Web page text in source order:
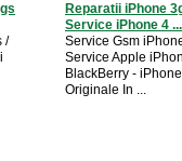
/
Reparatii iPhone
Service iPhone 4 ...
Service Gsm
Service Apple
BlackBerry -
Originale In ...